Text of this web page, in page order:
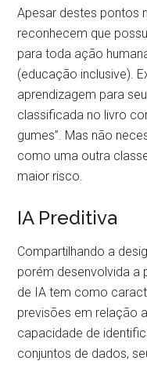
Apesar destes pontos
reconhecem que
para toda ação
(educação inclusive).
aprendizagem para
classificada no livro
gumes”. Mas não
como uma outra
maior risco.
IA Preditiva
Compartilhando a
porém desenvolvida a
de IA tem como
previsões em relação
capacidade de
conjuntos de dados,